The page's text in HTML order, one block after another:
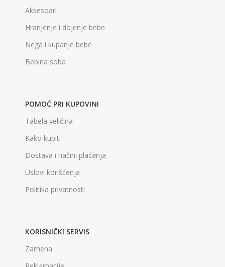
Aksesoari
Hranjenje i dojenje bebe
Nega i kupanje bebe
Bebina soba
POMOĆ PRI KUPOVINI
Tabela veličina
Kako kupiti
Dostava i načini plaćanja
Uslovi korišćenja
Politika privatnosti
KORISNIČKI SERVIS
Zamena